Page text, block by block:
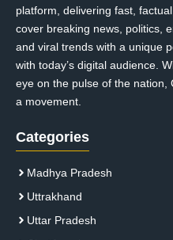
platform, delivering fast,
cover breaking news, politics,
and viral trends with a unique
with today’s digital audience.
eye on the pulse of the nation,
a movement.
Categories
Madhya Pradesh
Uttrakhand
Uttar Pradesh